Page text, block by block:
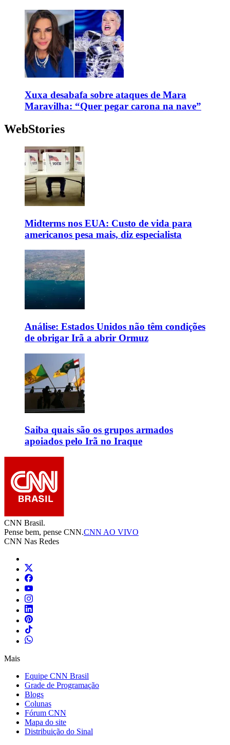
Xuxa desabafa sobre ataques de Mara
Maravilha: “Quer pegar carona na nave”
WebStories
Midterms nos EUA: Custo de vida para
americanos pesa mais, diz especialista
Análise: Estados Unidos não têm condições
de obrigar Irã a abrir Ormuz
Saiba quais são os grupos armados
apoiados pelo Irã no Iraque
CNN Brasil.
Pense bem, pense CNN.CNN AO VIVO
CNN Nas Redes
Mais
Equipe CNN Brasil
Grade de Programação
Blogs
Colunas
Fórum CNN
Mapa do site
Distribuição do Sinal